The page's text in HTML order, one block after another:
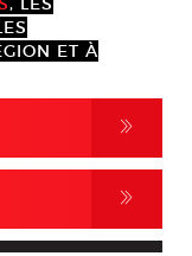
ET À
,
,